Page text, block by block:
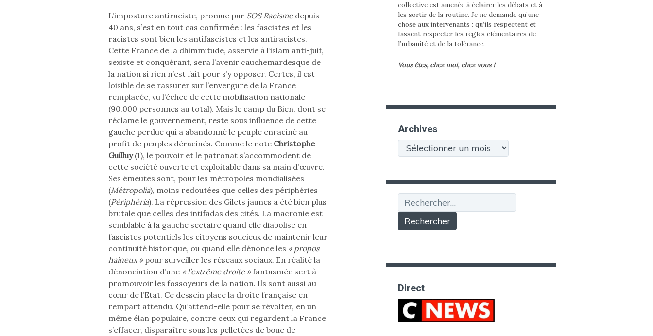
L’imposture antiraciste, promue par SOS Racismedepuis
40 ans, s’est en tout cas confirmée : les fascistes et les
racistes sont bien les antifascistes et les antiracistes.
Cette France de la dhimmitude, asservie à l’islam anti-juif,
sexiste et conquérant, sera l’avenir cauchemardesque de
la nation si rien n’est fait pour s’y opposer. Certes, il est
loisible de se rassurer sur l’envergure de la France
remplacée, vu l’échec de cette mobilisation nationale
(90.000 personnes au total). Mais le camp du Bien, dont se
réclame le gouvernement, reste sous influence de cette
gauche perdue qui a abandonné le peuple enraciné au
profit de peuples déracinés. Comme le note Christophe
Guilluy(1), le pouvoir et le patronat s’accommodent de
cette société ouverte et exploitable dans sa main d’œuvre.
Ses émeutes sont, pour les métropoles mondialisées
(Métropolia), moins redoutées que celles des périphéries
(Périphéria). La répression des Gilets jaunes a été bien plus
brutale que celles des intifadas des cités. La macronie est
semblable à la gauche sectaire quand elle diabolise en
fascistes potentiels les citoyens soucieux de maintenir leur
continuité historique, ou quand elle dénonce les « propos
haineux »pour surveiller les réseaux sociaux. En réalité la
dénonciation d’une « l’extrême droite »fantasmée sert à
promouvoir les fossoyeurs de la nation. Ils sont aussi au
cœur de l’Etat. Ce dessein place la droite française en
rempart attendu. Qu’attend-elle pour se révolter, en un
même élan populaire, contre ceux qui regardent la France
s’effacer, disparaître sous les pelletées de boue de
collective est amenée à éclairer les débats et à
les sortir de la routine. Je ne demande qu’une
chose aux intervenants : qu’ils respectent et
fassent respecter les règles élémentaires de
l’urbanité et de la tolérance.
Vous êtes, chez moi, chez vous !
Archives
Archives
Rechercher :
Direct